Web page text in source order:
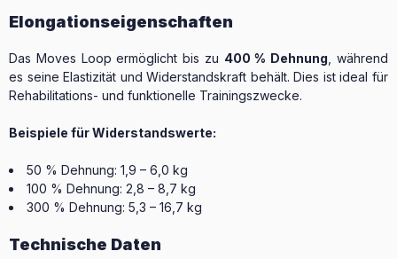
Elongationseigenschaften
Das Moves Loop ermöglicht bis zu 400 % Dehnung , während
es seine Elastizität und Widerstandskraft behält. Dies ist ideal für
Rehabilitations- und funktionelle Trainingszwecke.
Beispiele für Widerstandswerte:
50 % Dehnung: 1,9 – 6,0 kg
100 % Dehnung: 2,8 – 8,7 kg
300 % Dehnung: 5,3 – 16,7 kg
Technische Daten